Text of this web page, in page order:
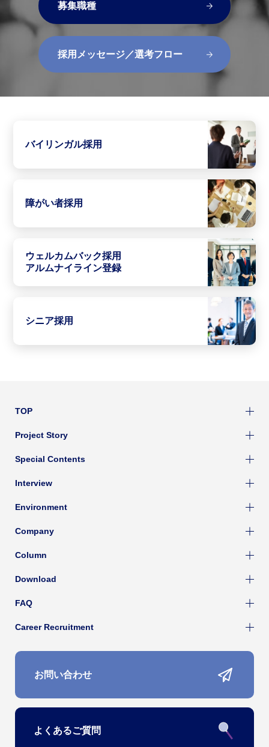
募集職種
採用メッセージ／選考フロー
バイリンガル採用
障がい者採用
ウェルカムバック採用
アルムナイライン登録
シニア採用
TOP
Project Story
Special Contents
Interview
Environment
Company
Column
Download
FAQ
Career Recruitment
お問い合わせ
よくあるご質問